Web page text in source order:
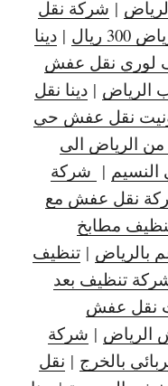
| شركة نقل
ريال |دينا
لوري نقل عفش
الرياض | دينا نقل
نقل عفش حي
الرياض الى
| شركة
نقل عفش مع
مطابخ
بالرياض | تنظيف
تنظيف بعد
نقل عفش
الرياض | شركة
بالخرج | نقل